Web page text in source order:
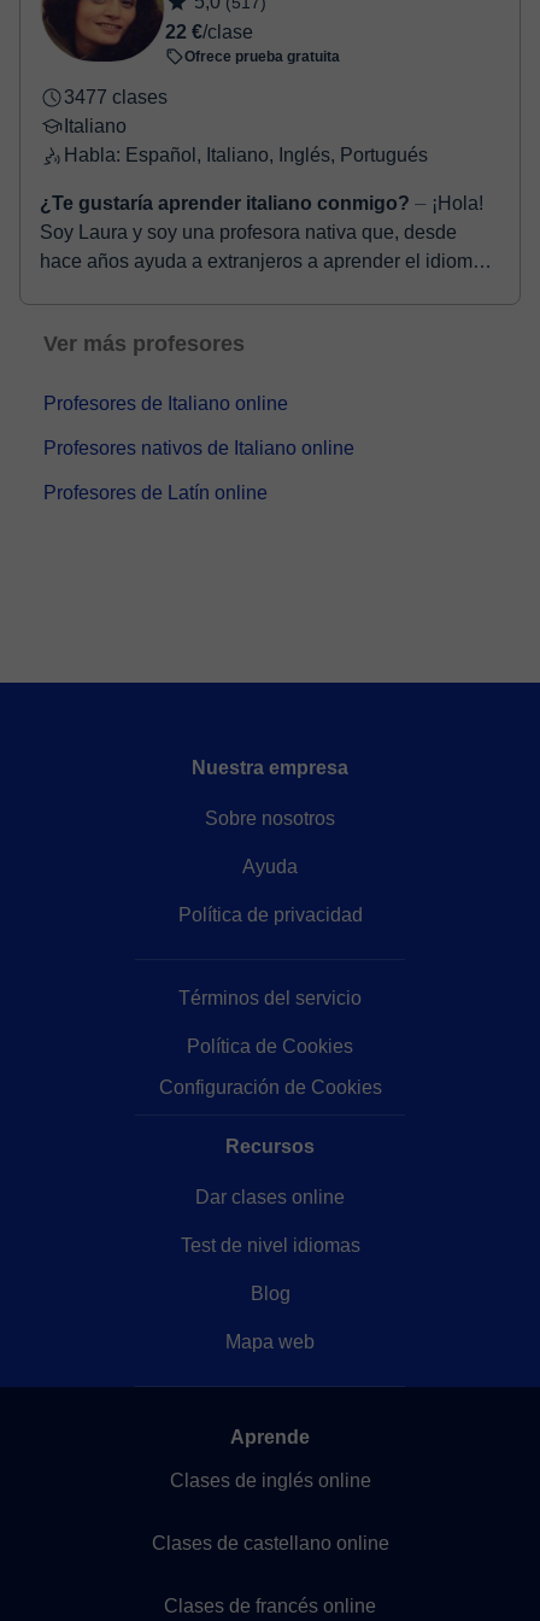
22 €/clase
Ofrece prueba gratuita
3477 clases
Italiano
Habla: Español, Italiano, Inglés, Portugués
¿Te gustaría aprender italiano conmigo? ⏤ ¡Hola!
Soy Laura y soy una profesora nativa que, desde
hace años ayuda a extranjeros a aprender el idioma
Ver más profesores
Profesores de Italiano online
Profesores nativos de Italiano online
Profesores de Latín online
Nuestra empresa
Sobre nosotros
Ayuda
Política de privacidad
Términos del servicio
Política de Cookies
Configuración de Cookies
Recursos
Dar clases online
Test de nivel idiomas
Blog
Mapa web
Aprende
Clases de inglés online
Clases de castellano online
Clases de francés online